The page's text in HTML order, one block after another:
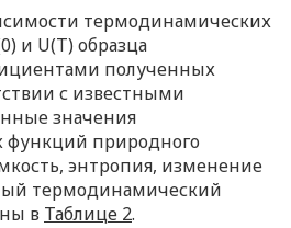
термодинамических
и U(T) образца
полученных
с известными
значения
природного
энтропия, изменение
термодинамический
в Таблице 2.